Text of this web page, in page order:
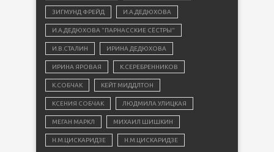
ЗИГМУНД ФРЕЙД И.А.ДЕДЮХОВА
И.А.ДЕДЮХОВА "ПАРНАССКИЕ СЁСТРЫ"
И.В.СТАЛИН ИРИНА ДЕДЮХОВА
ИРИНА ЯРОВАЯ К.СЕРЕБРЕННИКОВ
К.СОБЧАК КЕЙТ МИДДЛТОН
КСЕНИЯ СОБЧАК ЛЮДМИЛА УЛИЦКАЯ
МЕГАН МАРКЛ МИХАИЛ ШИШКИН
Н.М.ЦИСКАРИДЗЕ Н.М.ЦИСКАРИДЗЕ